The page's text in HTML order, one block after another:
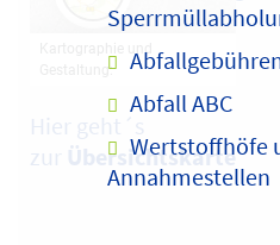
Abfall ABC
Wertstoffhöfe
Annahmestellen
Hier geht´s
zur Übersichtskarte